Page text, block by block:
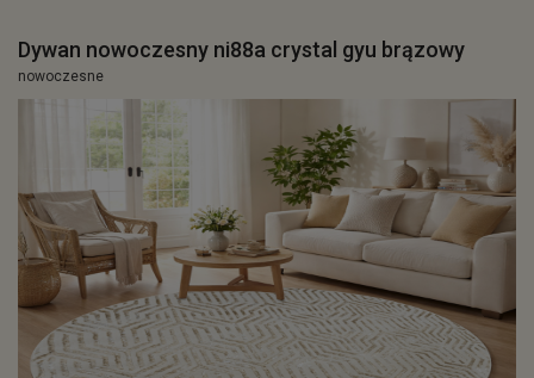
Dywan nowoczesny ni88a crystal gyu brązowy
nowoczesne